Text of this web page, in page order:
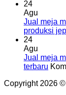
24
Agu
Jual meja
produksi
24
Agu
Jual meja
terbaru
Copyright 2026 ©